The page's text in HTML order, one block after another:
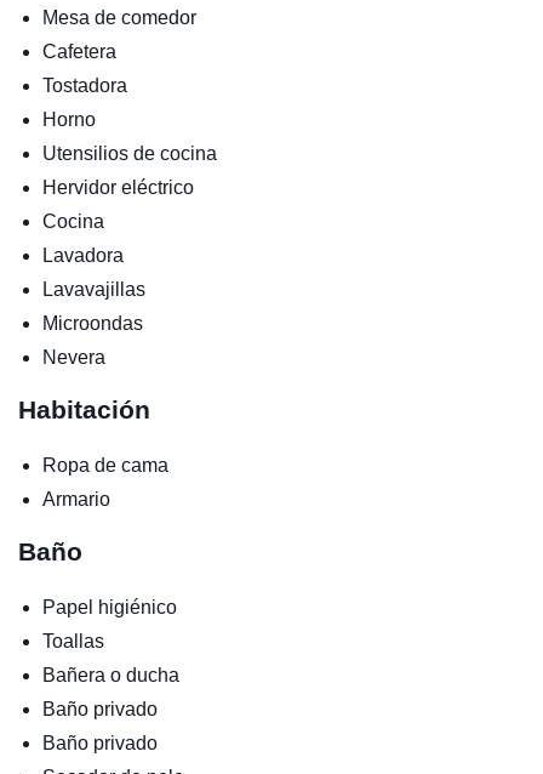
Mesa de comedor
Cafetera
Tostadora
Horno
Utensilios de cocina
Hervidor eléctrico
Cocina
Lavadora
Lavavajillas
Microondas
Nevera
Habitación
Ropa de cama
Armario
Baño
Papel higiénico
Toallas
Bañera o ducha
Baño privado
Baño privado